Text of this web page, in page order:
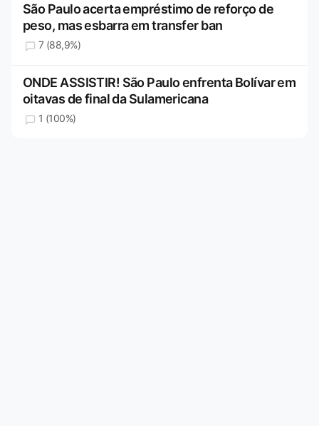
São Paulo acerta empréstimo de reforço de
peso, mas esbarra em transfer ban
7 (88,9%)
ONDE ASSISTIR! São Paulo enfrenta Bolívar em
oitavas de final da Sulamericana
1 (100%)